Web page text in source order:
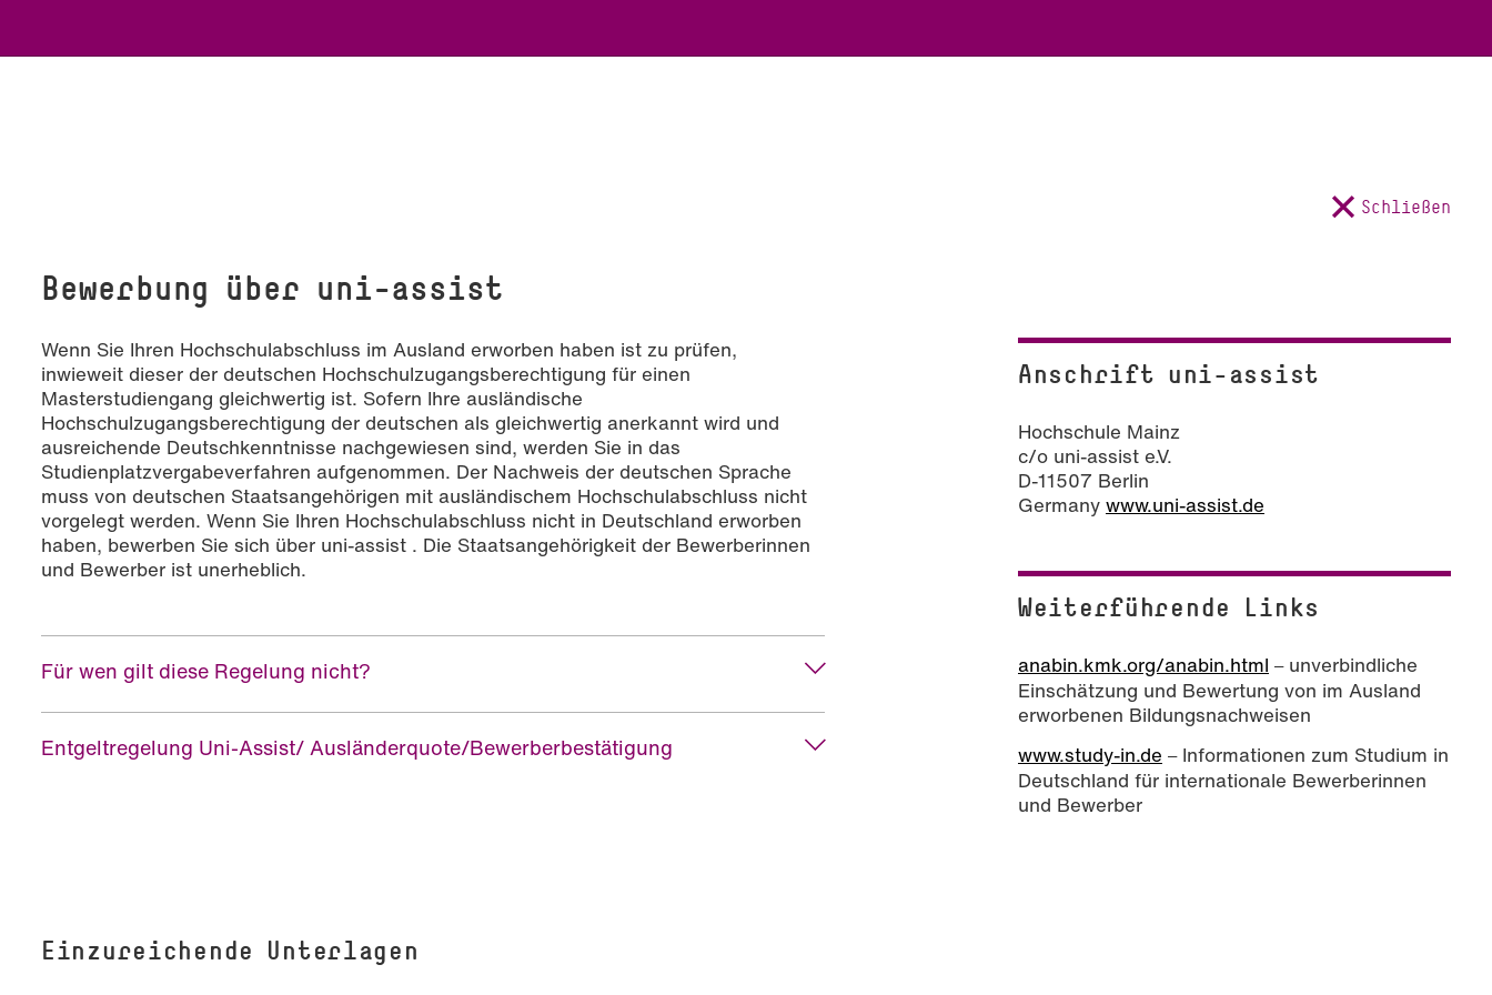
Schließen
Bewerbung über uni-assist
Wenn Sie Ihren Hochschulabschluss im Ausland erworben haben ist zu prüfen,
inwieweit dieser der deutschen Hochschulzugangsberechtigung für einen
Masterstudiengang gleichwertig ist. Sofern Ihre ausländische
Hochschulzugangsberechtigung der deutschen als gleichwertig anerkannt wird und
ausreichende Deutschkenntnisse nachgewiesen sind, werden Sie in das
Studienplatzvergabeverfahren aufgenommen. Der Nachweis der deutschen Sprache
muss von deutschen Staatsangehörigen mit ausländischem Hochschulabschluss nicht
vorgelegt werden. Wenn Sie Ihren Hochschulabschluss nicht in Deutschland erworben
haben, bewerben Sie sich über uni-assist . Die Staatsangehörigkeit der Bewerberinnen
und Bewerber ist unerheblich.
Für wen gilt diese Regelung nicht?
Entgeltregelung Uni-Assist/ Ausländerquote/Bewerberbestätigung
Anschrift uni-assist
Hochschule Mainz
c/o uni-assist e.V.
D-11507 Berlin
Germany www.uni-assist.de
Weiterführende Links
anabin.kmk.org/anabin.html –unverbindliche
Einschätzung und Bewertung von im Ausland
erworbenen Bildungsnachweisen
www.study-in.de –Informationen zum Studium in
Deutschland für internationale Bewerberinnen
und Bewerber
Einzureichende Unterlagen